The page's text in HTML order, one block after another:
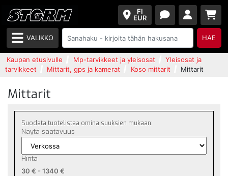
FI
EUR
VALIKKO HAE
Kaupan etusivulle Mp-tarvikkeet ja yleisosat
Yleisosat ja
tarvikkeet
Mittarit, gps ja kamerat Koso mittarit Mittarit
Mittarit
Suodata tuotelistaa ominaisuuksien mukaan:
Näytä saatavuus
Hinta
30 € - 1340 €